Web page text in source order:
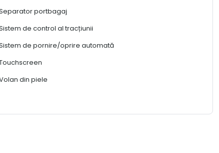
portbagaj
de control al tracțiunii
de pornire/oprire automată
din piele